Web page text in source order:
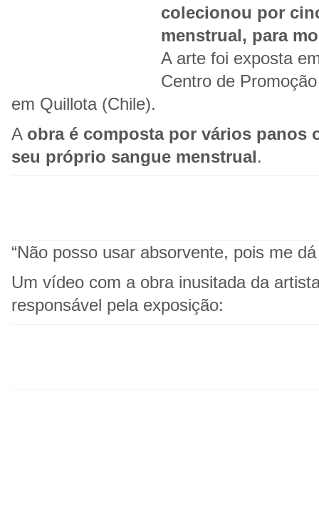
colecionou por
menstrual, para
A arte foi exposta
Centro de
em Quillota (Chile).
A obra é composta por vários panos
seu próprio sangue menstrual.
“Não posso usar absorvente, pois me
Um vídeo com a obra inusitada da
responsável pela exposição: